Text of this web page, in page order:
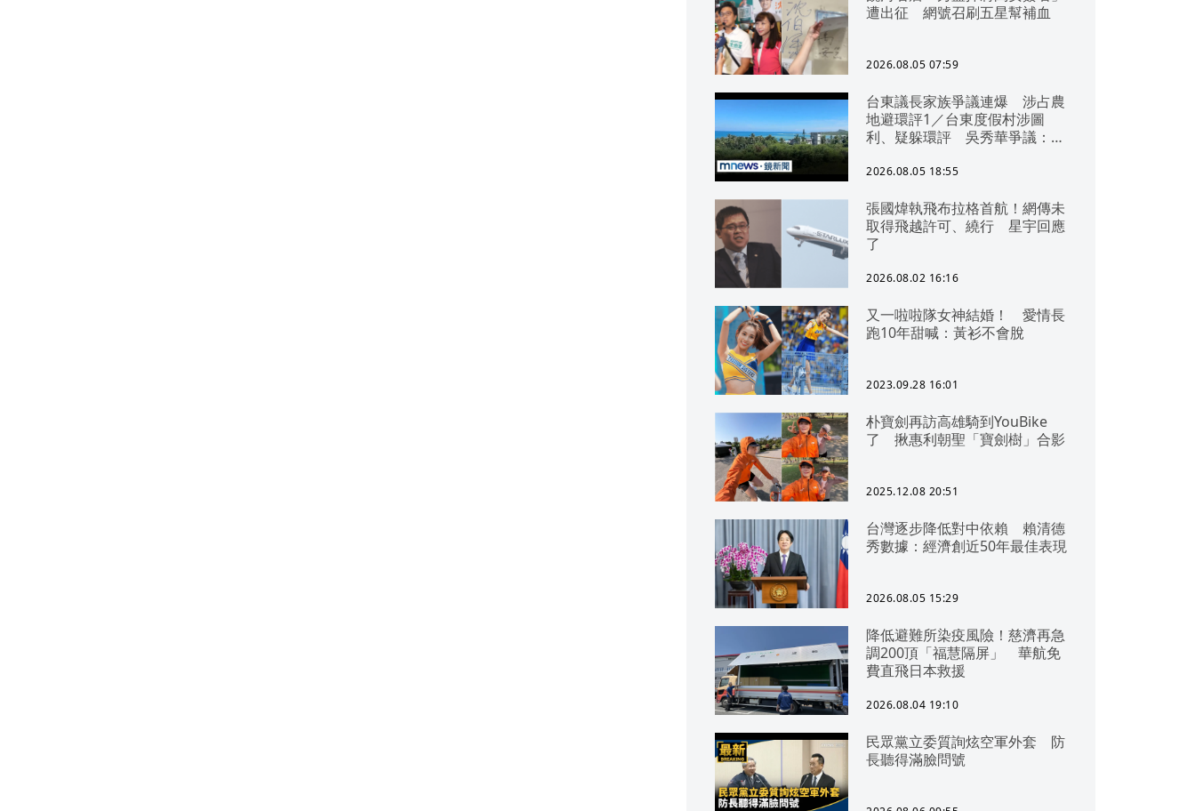
遭出征 網號召刷五星幫補血
2026.08.05 07:59
台東議長家族爭議連爆 涉占農
地避環評1／台東度假村涉圖
利、疑躲環評 吳秀華爭議：概
2026.08.05 18:55
張國煒執飛布拉格首航！網傳未
取得飛越許可、繞行 星宇回應
了
2026.08.02 16:16
又一啦啦隊女神結婚！ 愛情長
跑10年甜喊：黃衫不會脫
2023.09.28 16:01
朴寶劍再訪高雄騎到YouBike
了 揪惠利朝聖「寶劍樹」合影
2025.12.08 20:51
台灣逐步降低對中依賴 賴清德
秀數據：經濟創近50年最佳表現
2026.08.05 15:29
降低避難所染疫風險！慈濟再急
調200頂「福慧隔屏」 華航免
費直飛日本救援
2026.08.04 19:10
民眾黨立委質詢炫空軍外套 防
長聽得滿臉問號